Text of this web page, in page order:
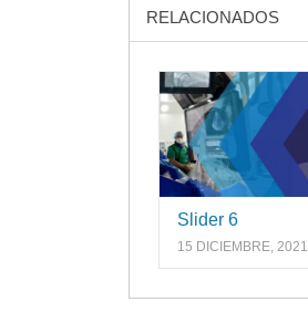
RELACIONADOS
Slider 6
15 DICIEMBRE, 2021